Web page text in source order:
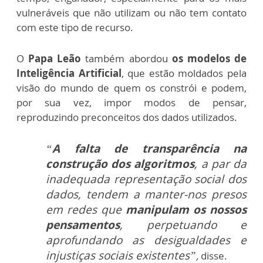
vulneráveis que não utilizam ou não tem contato
com este tipo de recurso.
O Papa Leãotambém abordou os modelos de
Inteligência Artificial, que estão moldados pela
visão do mundo de quem os constrói e podem,
por sua vez, impor modos de pensar,
reproduzindo preconceitos dos dados utilizados.
“A falta de transparência na
construção dos algoritmos, a par da
inadequada representação social dos
dados, tendem a manter-nos presos
em redes que manipulam os nossos
pensamentos, perpetuando e
aprofundando as desigualdades e
injustiças sociais existentes”, disse.